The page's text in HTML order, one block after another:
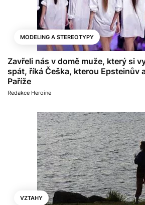
MODELING A STEREOTYPY
Zavřeli nás v domě muže, který si
spát, říká Češka, kterou Epsteinův
Paříže
Redakce Heroine
VZTAHY